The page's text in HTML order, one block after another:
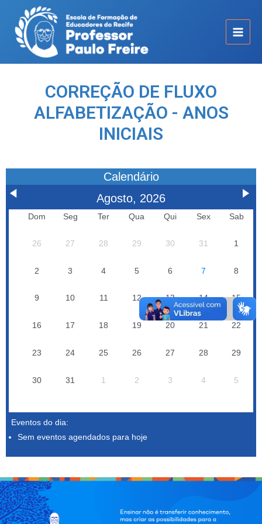
CORREÇÃO DE FLUXO
ALFABETIZAÇÃO - ANOS
INICIAIS
Calendário
Agosto, 2026
Dom Seg Ter Qua Qui Sex Sab
26 27 28 29 30 31 1
2 3 4 5 6 7 8
9 10 11 12 13 14 15
16 17 18 19 20 21 22
23 24 25 26 27 28 29
30 31 1 2 3 4 5
Eventos do dia:
Sem eventos agendados para hoje